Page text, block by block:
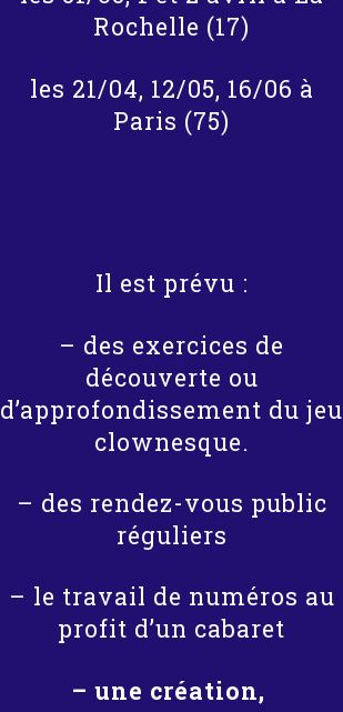
Rochelle (17)
les 21/04, 12/05, 16/06 à
Paris (75)
Il est prévu :
– des exercices de
découverte ou
d’approfondissement du jeu
clownesque.
– des rendez-vous public
réguliers
– le travail de numéros au
profit d’un cabaret
– une création,